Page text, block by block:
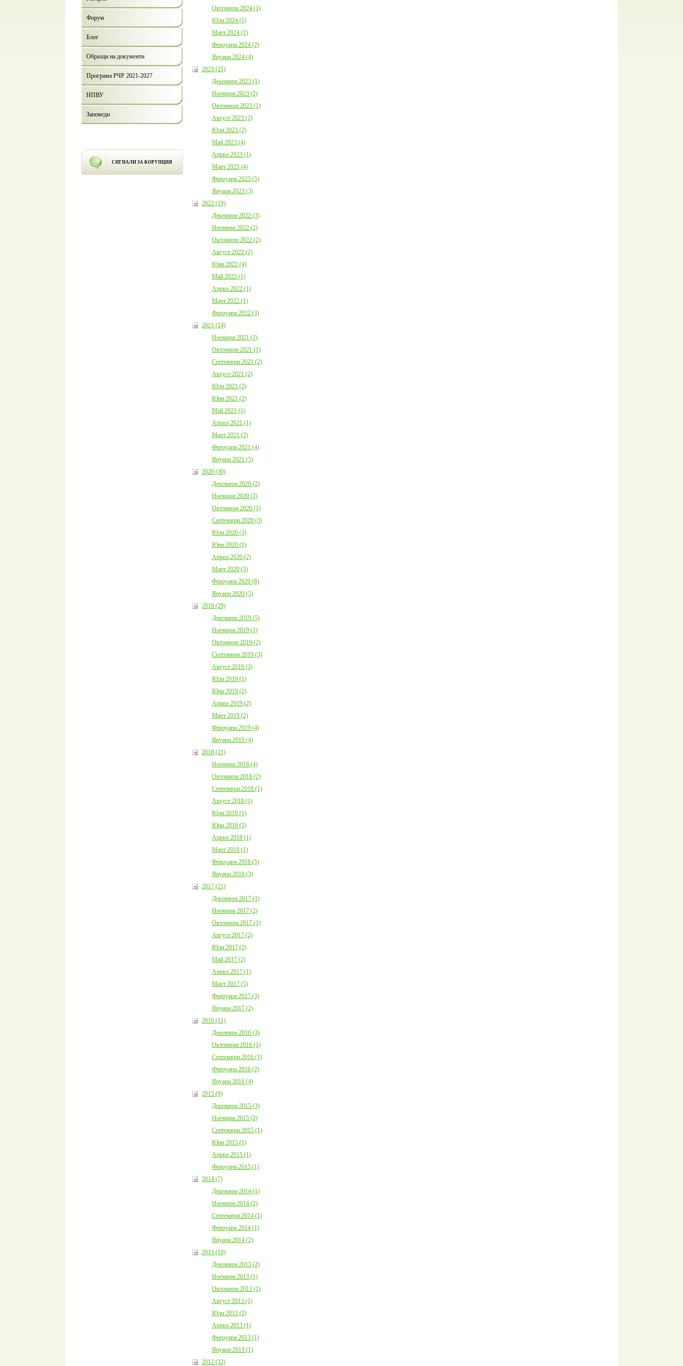
Форум
Блог
Образци на документи
Програма РЧР 2021-2027
НПВУ
Заповеди
СИГНАЛИ ЗА КОРУПЦИЯ
Октомври 2024 (1)
Юли 2024 (1)
Март 2024 (1)
Февруари 2024 (2)
Януари 2024 (4)
2023 (25)
Декември 2023 (1)
Ноември 2023 (2)
Октомври 2023 (1)
Август 2023 (2)
Юли 2023 (2)
Май 2023 (4)
Април 2023 (1)
Март 2023 (4)
Февруари 2023 (5)
Януари 2023 (3)
2022 (19)
Декември 2022 (3)
Ноември 2022 (2)
Октомври 2022 (2)
Август 2022 (2)
Юни 2022 (4)
Май 2022 (1)
Април 2022 (1)
Март 2022 (1)
Февруари 2022 (3)
2021 (24)
Ноември 2021 (2)
Октомври 2021 (1)
Септември 2021 (2)
Август 2021 (2)
Юли 2021 (2)
Юни 2021 (2)
Май 2021 (1)
Април 2021 (1)
Март 2021 (2)
Февруари 2021 (4)
Януари 2021 (5)
2020 (30)
Декември 2020 (2)
Ноември 2020 (2)
Октомври 2020 (1)
Септември 2020 (3)
Юли 2020 (3)
Юни 2020 (1)
Април 2020 (2)
Март 2020 (3)
Февруари 2020 (8)
Януари 2020 (5)
2019 (29)
Декември 2019 (5)
Ноември 2019 (1)
Октомври 2019 (2)
Септември 2019 (3)
Август 2019 (3)
Юли 2019 (1)
Юни 2019 (2)
Април 2019 (2)
Март 2019 (2)
Февруари 2019 (4)
Януари 2019 (4)
2018 (21)
Ноември 2018 (4)
Октомври 2018 (2)
Септември 2018 (1)
Август 2018 (1)
Юли 2018 (1)
Юни 2018 (2)
Април 2018 (1)
Март 2018 (1)
Февруари 2018 (5)
Януари 2018 (3)
2017 (21)
Декември 2017 (1)
Ноември 2017 (2)
Октомври 2017 (1)
Август 2017 (2)
Юли 2017 (2)
Май 2017 (2)
Април 2017 (1)
Март 2017 (5)
Февруари 2017 (3)
Януари 2017 (2)
2016 (11)
Декември 2016 (3)
Октомври 2016 (1)
Септември 2016 (1)
Февруари 2016 (2)
Януари 2016 (4)
2015 (9)
Декември 2015 (3)
Ноември 2015 (2)
Септември 2015 (1)
Юни 2015 (1)
Април 2015 (1)
Февруари 2015 (1)
2014 (7)
Декември 2014 (1)
Ноември 2014 (2)
Септември 2014 (1)
Февруари 2014 (1)
Януари 2014 (2)
2013 (10)
Декември 2013 (2)
Ноември 2013 (1)
Октомври 2013 (1)
Август 2013 (1)
Юли 2013 (2)
Април 2013 (1)
Февруари 2013 (1)
Януари 2013 (1)
2012 (32)